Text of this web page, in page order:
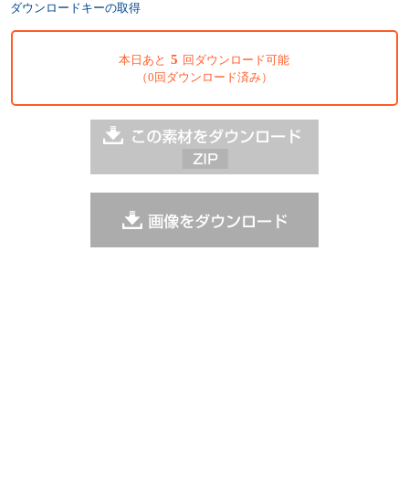
ダウンロードキーの取得
本日あと 5 回ダウンロード可能
（0回ダウンロード済み）